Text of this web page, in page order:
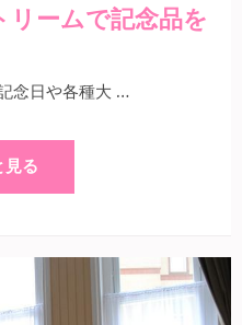
ームで記念品を
念日や各種大 …
見る